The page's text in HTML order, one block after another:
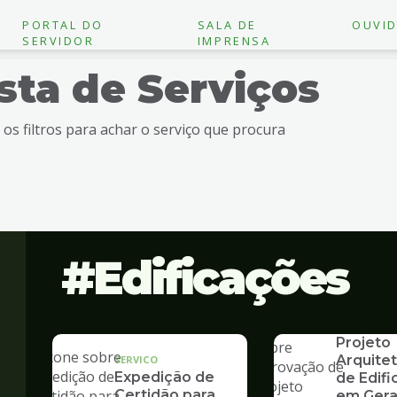
PORTAL DO
SERVIDOR
SALA DE
IMPRENSA
de Serviços
os filtros para achar o serviço que procura
Edificações
SERVICO
Expedição de
Projeto
de